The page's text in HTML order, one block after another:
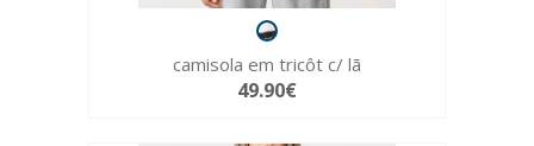
camisola em tricôt c/ lã
49.90€